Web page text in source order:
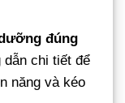
đúng
chi tiết để
năng và kéo